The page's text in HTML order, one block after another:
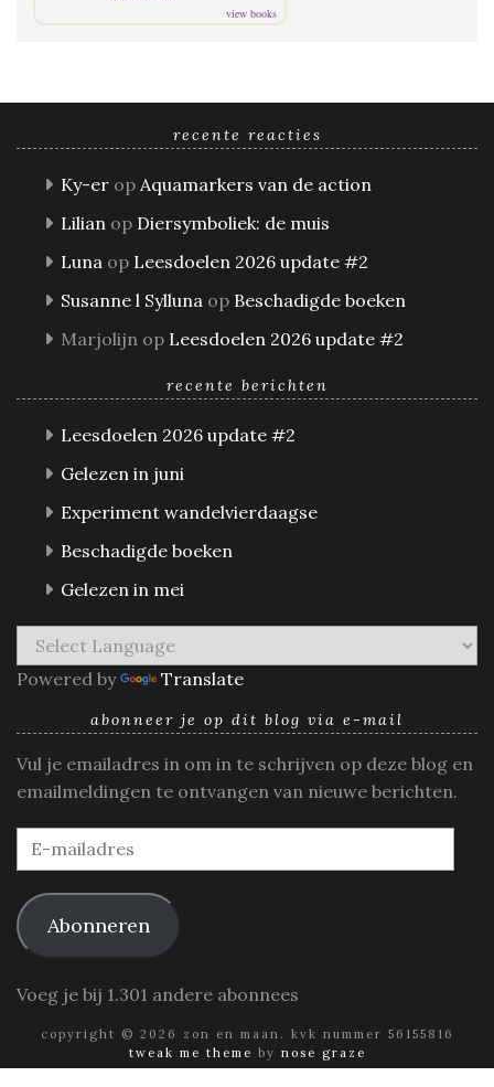
view books
recente reacties
Ky-er op Aquamarkers van de action
Lilian op Diersymboliek: de muis
Luna op Leesdoelen 2026 update #2
Susanne l Sylluna op Beschadigde boeken
Marjolijn op Leesdoelen 2026 update #2
recente berichten
Leesdoelen 2026 update #2
Gelezen in juni
Experiment wandelvierdaagse
Beschadigde boeken
Gelezen in mei
Powered by Translate
abonneer je op dit blog via e-mail
Vul je emailadres in om in te schrijven op deze blog en
emailmeldingen te ontvangen van nieuwe berichten.
E-
mailadres
Abonneren
Voeg je bij 1.301 andere abonnees
copyright © 2026 zon en maan. kvk nummer 56155816
tweak me theme by nose graze